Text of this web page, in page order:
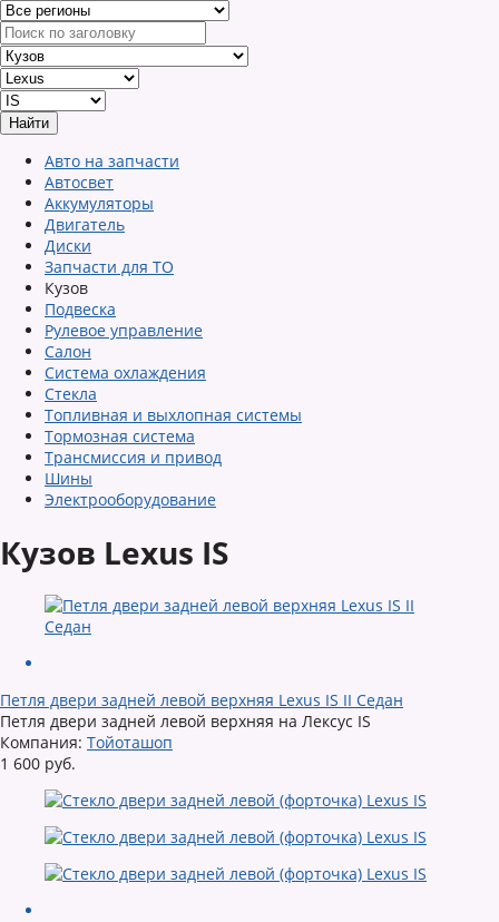
Авто на запчасти
Автосвет
Аккумуляторы
Двигатель
Диски
Запчасти для ТО
Кузов
Подвеска
Рулевое управление
Салон
Система охлаждения
Стекла
Топливная и выхлопная системы
Тормозная система
Трансмиссия и привод
Шины
Электрооборудование
Кузов Lexus IS
Петля двери задней левой верхняя Lexus IS II Седан
Петля двери задней левой верхняя на Лексус IS
Компания: Тойоташоп
1 600 руб.